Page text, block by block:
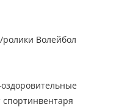
Волейбол
спортинвентаря